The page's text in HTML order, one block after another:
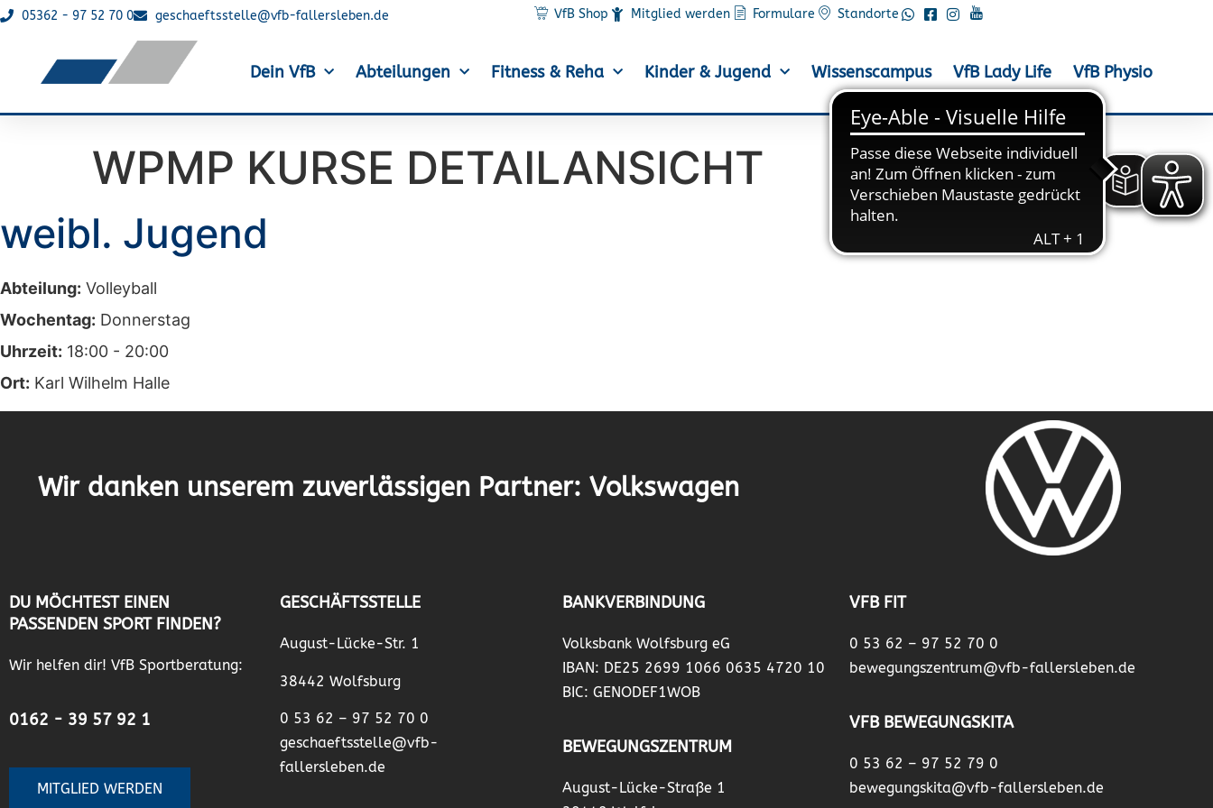
05362 - 97 52 70 0 geschaeftsstelle@vfb-fallersleben.de VfB Shop Mitglied werden Formulare Standorte
Dein VfB Abteilungen Fitness & Reha Kinder & Jugend Wissenscampus VfB Lady Life VfB Physio
WPMP KURSE DETAILANSICHT
weibl. Jugend
Abteilung: Volleyball
Wochentag: Donnerstag
Uhrzeit: 18:00 - 20:00
Ort: Karl Wilhelm Halle
Wir danken unserem zuverlässigen Partner: Volkswagen
DU MÖCHTEST EINEN
PASSENDEN SPORT FINDEN?
Wir helfen dir! VfB Sportberatung:
0162 - 39 57 92 1
MITGLIED WERDEN
GESCHÄFTSSTELLE
August-Lücke-Str. 1
38442 Wolfsburg
0 53 62 – 97 52 70 0
geschaeftsstelle@vfb-
fallersleben.de
BANKVERBINDUNG
Volksbank Wolfsburg eG
IBAN: DE25 2699 1066 0635 4720 10
BIC: GENODEF1WOB
BEWEGUNGSZENTRUM
August-Lücke-Straße 1
VFB FIT
0 53 62 – 97 52 70 0
bewegungszentrum@vfb-fallersleben.de
VFB BEWEGUNGSKITA
0 53 62 – 97 52 79 0
bewegungskita@vfb-fallersleben.de